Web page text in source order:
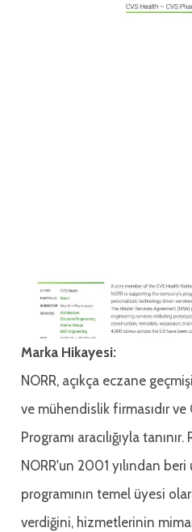
Marka Hikayesi:
NORR, açıkça eczane
ve mühendislik firmasıdır ve
Programı aracılığıyla
NORR'un 2001 yılından beri
programının temel üyesi
verdiğini, hizmetlerinin